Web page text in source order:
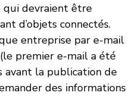
qui devraient être
d’objets connectés.
entreprise par e-mail
premier e-mail a été
avant la publication de
des informations